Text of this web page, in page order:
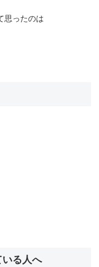
思ったのは
いる人へ